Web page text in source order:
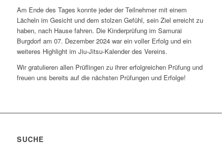
Am Ende des Tages konnte jeder der Teilnehmer mit einem
Lächeln im Gesicht und dem stolzen Gefühl, sein Ziel erreicht zu
haben, nach Hause fahren. Die Kinderprüfung im Samurai
Burgdorf am 07. Dezember 2024 war ein voller Erfolg und ein
weiteres Highlight im Jiu-Jitsu-Kalender des Vereins.
Wir gratulieren allen Prüflingen zu ihrer erfolgreichen Prüfung und
freuen uns bereits auf die nächsten Prüfungen und Erfolge!
SUCHE